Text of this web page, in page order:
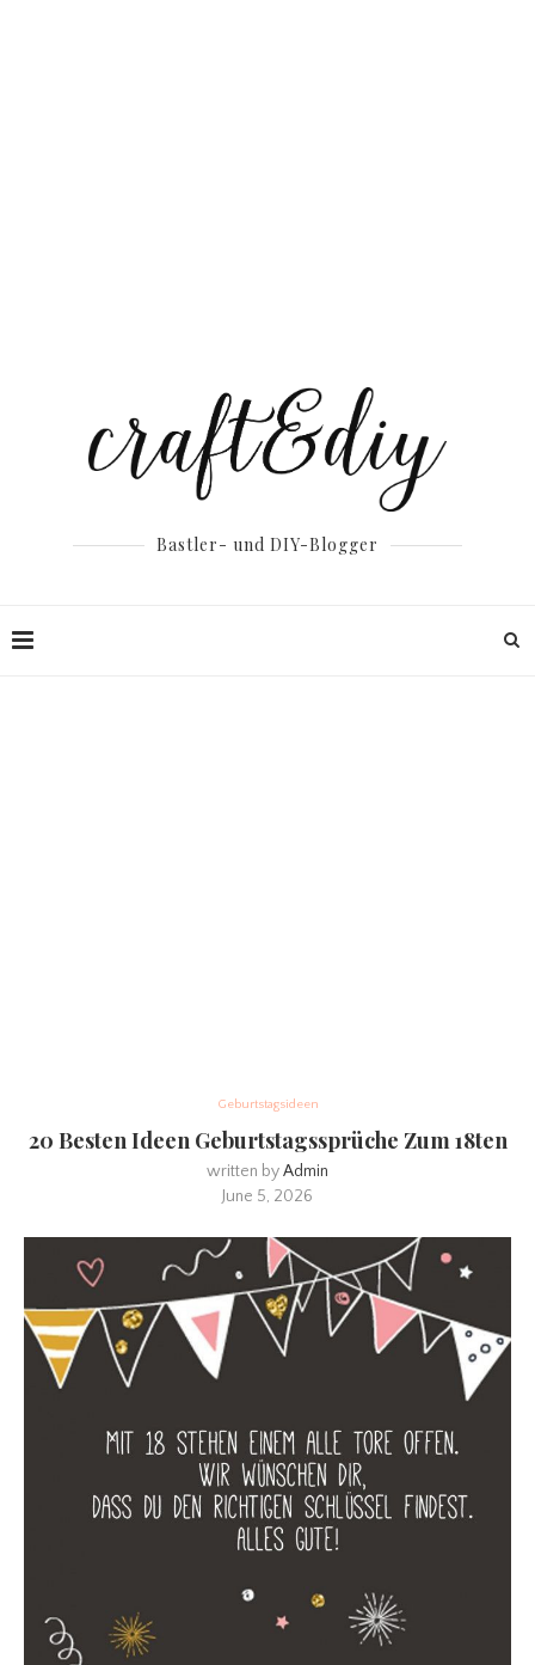
Bastler- und DIY-Blogger
Geburtstagsideen
20 Besten Ideen Geburtstagssprüche Zum 18ten
written byAdmin
June 5, 2026